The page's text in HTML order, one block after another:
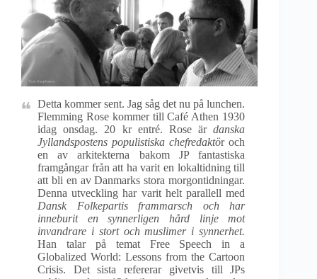
Detta kommer sent. Jag såg det nu på lunchen.
Flemming Rose kommer till Café Athen 1930
idag onsdag. 20 kr entré. Rose ärdanska
Jyllandspostens populistiska chefredaktör och
en av arkitekterna bakom JP fantastiska
framgångar från att ha varit en lokaltidning till
att bli en av Danmarks stora morgontidningar.
Denna utveckling har varit helt parallell med
Dansk Folkepartis frammarsch och har
inneburit en synnerligen hård linje mot
invandrare i stort och muslimer i synnerhet.
Han talar på temat Free Speech in a
Globalized World: Lessons from the Cartoon
Crisis. Det sista refererar givetvis till JPs